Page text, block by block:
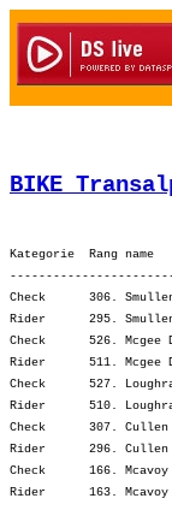
BIKE
Kategorie  Rang
Check      306.
Rider      295.
Check      526.
Rider      511.
Check      527.
Rider      510.
Check      307.
Rider      296.
Check      166.